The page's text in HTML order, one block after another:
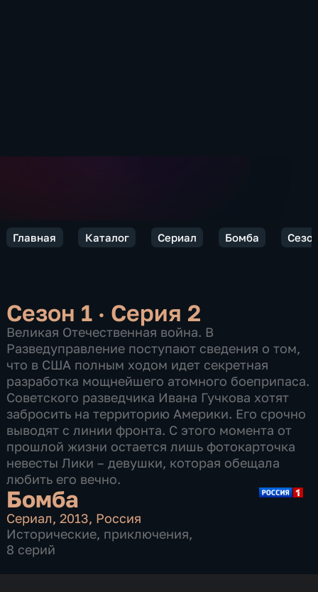
Главная Каталог Сериал Бомба
Сезон 1 · Серия 2
Великая Отечественная война. В
Разведуправление поступают сведения о том,
что в США полным ходом идет секретная
разработка мощнейшего атомного боеприпаса.
Советского разведчика Ивана Гучкова хотят
забросить на территорию Америки. Его срочно
выводят с линии фронта. С этого момента от
прошлой жизни остается лишь фотокарточка
невесты Лики – девушки, которая обещала
любить его вечно.
Бомба
Сериал,2013, Россия
Исторические, приключения,
8 серий